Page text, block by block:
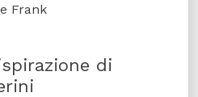
Frank
di